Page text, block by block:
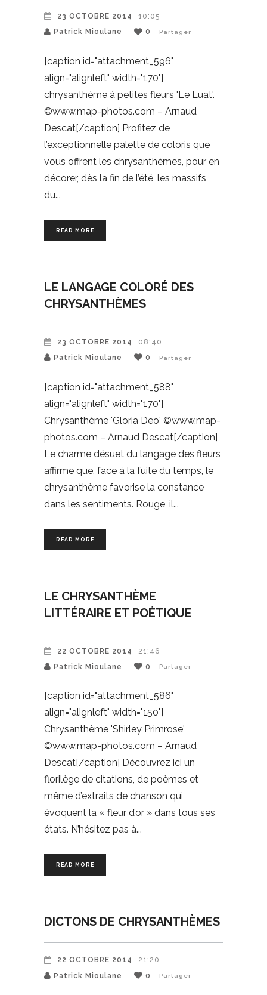
23 OCTOBRE 2014
10:05
Patrick Mioulane
0 Partager
[caption id="attachment_596"
align="alignleft" width="170"]
chrysanthème à petites fleurs 'Le Luat'.
©www.map-photos.com – Arnaud
Descat[/caption] Profitez de
l’exceptionnelle palette de coloris que
vous offrent les chrysanthèmes, pour en
décorer, dès la fin de l’été, les massifs
du
READ MORE
LE LANGAGE COLORÉ DES
CHRYSANTHÈMES
23 OCTOBRE 2014
08:40
Patrick Mioulane
0 Partager
[caption id="attachment_588"
align="alignleft" width="170"]
Chrysanthème 'Gloria Deo' ©www.map-
photos.com – Arnaud Descat[/caption]
Le charme désuet du langage des fleurs
affirme que, face à la fuite du temps, le
chrysanthème favorise la constance
dans les sentiments. Rouge, il
READ MORE
LE CHRYSANTHÈME
LITTÉRAIRE ET POÉTIQUE
22 OCTOBRE 2014
21:46
Patrick Mioulane
0 Partager
[caption id="attachment_586"
align="alignleft" width="150"]
Chrysanthème 'Shirley Primrose'
©www.map-photos.com – Arnaud
Descat[/caption] Découvrez ici un
florilège de citations, de poèmes et
même d’extraits de chanson qui
évoquent la « fleur d’or » dans tous ses
états. N’hésitez pas à
READ MORE
DICTONS DE CHRYSANTHÈMES
22 OCTOBRE 2014
21:20
Patrick Mioulane
0 Partager